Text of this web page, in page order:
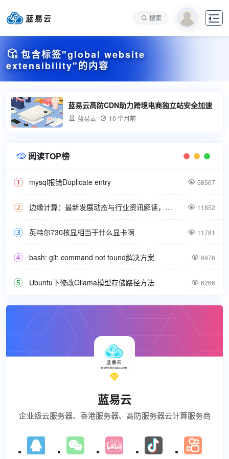
搜索 
 包含标签"global website
extensibility"的内容
蓝易云高防CDN助力跨境电商独立站安全加速
 蓝易云  10 个月前
 阅读TOP榜
mysql报错Duplicate entry  58567
边缘计算：最新发展动态与行业资讯解读，洞悉技术前沿引领未来。  11852
英特尔730核显相当于什么显卡啊  11781
bash: git: command not found解决方案  6978
Ubuntu下修改Ollama模型存储路径方法  6266

蓝易云
企业级云服务器、香港服务器、高防服务器云计算服务商